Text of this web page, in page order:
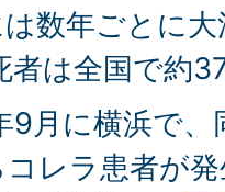
数年ごとに
者は全国で約
月に横浜で、
コレラ患者が